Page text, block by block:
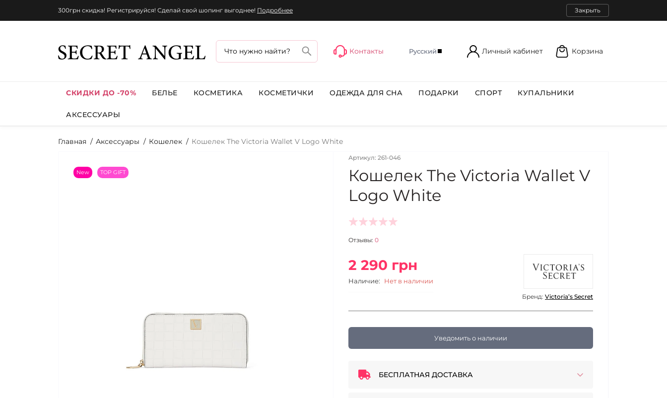
300грн скидка! Регистрируйся! Сделай свой шопинг выгоднее! Подробнее Закрыть
Контакты Русский Личный кабинет Корзина
СКИДКИ ДО -70% БЕЛЬЕ КОСМЕТИКА КОСМЕТИЧКИ ОДЕЖДА ДЛЯ СНА ПОДАРКИ СПОРТ КУПАЛЬНИКИ
АКСЕССУАРЫ
Главная Аксессуары Кошелек Кошелек The Victoria Wallet V Logo White
New TOP GIFT
Артикул: 261-046
Кошелек The Victoria Wallet V
Logo White
Отзывы: 0
2 290 грн
Наличие: Нет в наличии
Бренд: Victoria’s Secret
Уведомить о наличии
БЕСПЛАТНАЯ ДОСТАВКА